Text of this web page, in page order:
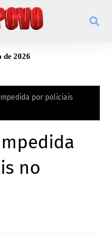
de 2026
por policiais
no